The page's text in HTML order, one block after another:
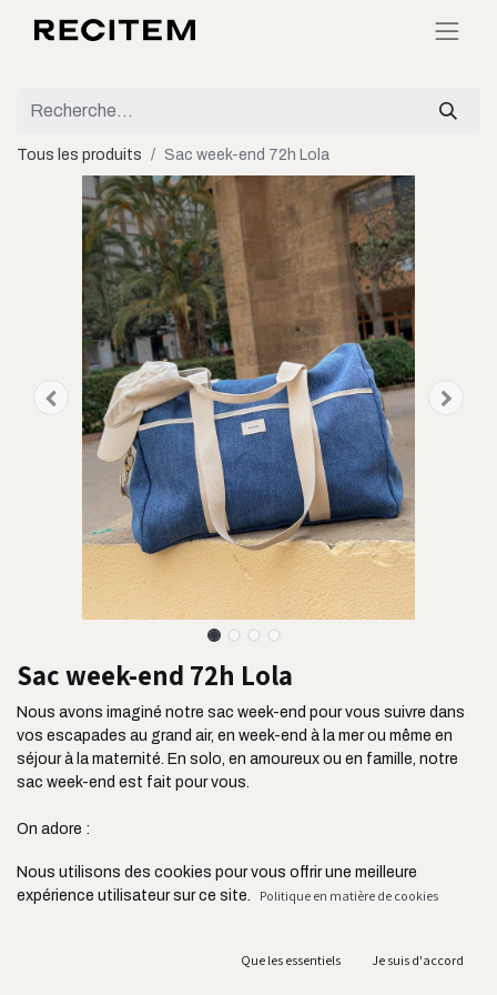
Tous les produits Sac week-end 72h Lola
Sac week-end 72h Lola
Nous avons imaginé notre sac week-end pour vous suivre dans
vos escapades au grand air, en week-end à la mer ou même en
séjour à la maternité. En solo, en amoureux ou en famille, notre
sac week-end est fait pour vous.
On adore :
- Ses 3 poches extérieures : idéal pour y ranger ses billets, un livre
etc
- Son tissu ultra résistant issu de l'industrie de l'ameublement et
Nous utilisons des cookies pour vous offrir une meilleure
expérience utilisateur sur ce site.
Politique en matière de cookies
Que les essentiels Je suis d'accord